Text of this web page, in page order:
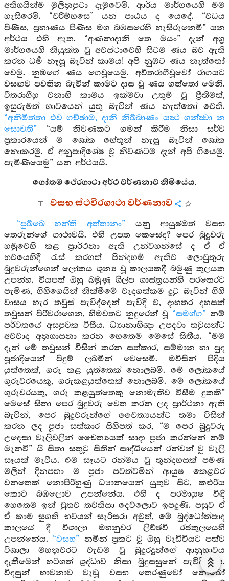
අතිශයින්ම මුලිනුපුටා දැමුවෙමි. ආර්ය මාර්ගයෙහි මම
හැසිරෙමි. “චරිම්හසෙ” යන පාඨය ද යෙදේ. “වධය
පිණිස, ප්‍රහාණය පිණිස මග බඹසරෙහි හැසිරුනෙමි” යන
අර්ථය එහි ඇත. “අණනාදානි තෙ මයං” දැන් අග්‍ර
මාර්ගයෙහි නියුක්ත වූ අවස්ථාවෙහි සිටම ණය බව ඇති
කරන ධර්‍ම නෑසූ බැවින් කාමය! අපි නුඹට ණය නැත්තෝ
වෙමු. නුඹගේ ණය ගෙවූයෙමු. අවීතරාගීවූවෝ රාගයට
වසඟව පවතින බැවින් කාමට දාස වූ ණය ගත්තෝ මෙනි.
වීතරාගීහු වනාහි කාමය ඉක්මවා උතුම් වූ ප්‍රීතිමත්,
ඉසුරුමත් භාවයෙන් යුතු බැවින් ණය නැත්තෝ වෙති.
“අනිමිත්තා එව ගච්ඡාම, දානි නිබ්බාණං යත්‍ථ ගන්ත්‍වා න
සොචතී” “යම් නිවණකට ගමන් කිරීම නිසා සර්ව
ප්‍රකාරයෙන් ම ශෝක හේතූන් නැසූ බැවින් ශෝක
නොකරමු. ඒ අනුපාදිශේෂ වූ නිවණටම දැන් අපි ගියෙමු.
පැමිණියෙමු” යන අර්ථයයි.
ගෝතම ථේරගාථා අර්ථ වර්ණනාව නිමියේය.
වසභ ස්ථවිරගාථා වර්ණනාව
“පුබ්බෙ හන්ති අත්තානං” යනු ආයුෂ්මත් වසභ
තෙරුන්ගේ ගාථාවයි. එහි උපත කෙසේද? පෙර බුදුවරු
හමුවෙහි කළ ප්‍රාර්ථනා ඇති උන්වහන්සේ ද ඒ ඒ
භවයෙහිදී රැස් කරගත් පින්දහම් ඇතිව ලොවුතුරු
බුදුවරුන්ගෙන් ලෝකය ශූන්‍ය වූ කාලයකදී බමුණු කුලයක
උපන්හ. වියපත් ඔහු බමුණු ශිල්ප ශාස්ත්‍රයන්හි පරතෙරට
පැමිණ, ගිහිගෙයින් නික්මීමේ වැදගත්කම දුටු බැවින් ගිහි
වාසය හැර තවුස් පැවිද්දෙන් පැවිදි ව, දාහතර දහසක්
තවුසන් පිරිවරාගෙන, හිමවතට නුදුරෙන් වූ “සමග්ග” නම්
පර්වතයේ අසපුවක විසීය. ධ්‍යානාභිඥා උපදවා තවුසන්ට
අවවාද අනුශාසනා කරන හෙතෙම මෙසේ සිතීය. “මම
දැන් මේ තවුසන් විසින් කරන සත්කාර, සම්මාන හා පුද
පූජාදියෙන් පිදුම් ලබමින් වෙසෙමි. මවිසින් පිදිය
යුත්තෙක්, ගරු කළ යුත්තෙක් නොලබමි. මේ ලෝකයේ
ගුරුවරයෙකු, ගරුකළයුත්තෙක් නොලබමි. මේ ලෝකයේ
ගුරුවරයකු, ගරු කළයුත්තෙකු නොමැතිව විසීම දුකකි”
මෙසේ සිතා පෙර බුදුවරු වෙත කරන ලද ප්‍රාර්ථනා ඇති
බැවින්, පෙර බුදුවරුන්ගේ චෛත්‍යයන්ට තමා විසින්
කරන ලද පූජා සත්කාර සිහිපත් කර, “ම පෙර බුදුවරු
උදෙසා වැලිවලින් චෛත්‍යයක් සාදා පූජා කරන්නේ නම්
මැනවි” යි සිතා සතුටු සිතින් සෘද්ධියෙන් රන්වන් වූ වැලි
සෑයක් මැවීය. එම සෑයට රන්මය වූ තුන්දහසක් පමණ
මලින් දිනපතා ම පූජා පවත්වමින් ආයුෂ කෙළවර
වනතෙක් නොපිරිහුණු ධ්‍යානයෙන් යුතුව සිට, කළුරිය
කොට බඹලොව උපන්නේය. එහි ද පරමායුෂ විඳි
හෙතෙම ඉන් චුතව තව්තිසා දෙව්ලොව ඉපදුණි. පසුව ඒ
ඒ කාම සුගති භවයන් සැරිසරා අවුත්, මේ බුද්ධෝත්පාද
කාලයේ දී විශාලා මහනුවර ලිච්ඡවි රජකුලයෙහි
උපන්නේය. “වසභ” නමින් ප්‍රකට වූ ඔහු වැඩිවියට පත්ව
විශාලා මහනුවරට වැඩම වූ බුදුරදුන්ගේ ආනුභාවය
දැකීමෙන් හටගත් ශ්‍රද්ධාව නිසා බුදුසසුනේ පැවිදි විය.
විදසුන් භාවනාව වැඩූ වසභ තෙරණුවෝ නොබෝ